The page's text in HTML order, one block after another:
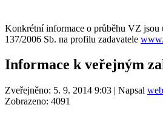
Konkrétní informace o průběhu VZ jsou
137/2006 Sb. na profilu zadavatele
Informace k veřejným
Zveřejněno: 5. 9. 2014 9:03 | Napsal
Zobrazeno: 4091